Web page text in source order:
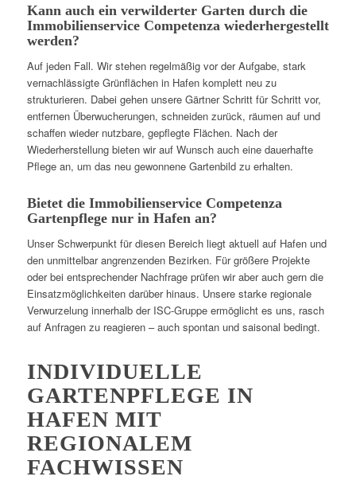
Kann auch ein verwilderter Garten durch die
Immobilienservice Competenza wiederhergestellt
werden?
Auf jeden Fall. Wir stehen regelmäßig vor der Aufgabe, stark
vernachlässigte Grünflächen in Hafen komplett neu zu
strukturieren. Dabei gehen unsere Gärtner Schritt für Schritt vor,
entfernen Überwucherungen, schneiden zurück, räumen auf und
schaffen wieder nutzbare, gepflegte Flächen. Nach der
Wiederherstellung bieten wir auf Wunsch auch eine dauerhafte
Pflege an, um das neu gewonnene Gartenbild zu erhalten.
Bietet die Immobilienservice Competenza
Gartenpflege nur in Hafen an?
Unser Schwerpunkt für diesen Bereich liegt aktuell auf Hafen und
den unmittelbar angrenzenden Bezirken. Für größere Projekte
oder bei entsprechender Nachfrage prüfen wir aber auch gern die
Einsatzmöglichkeiten darüber hinaus. Unsere starke regionale
Verwurzelung innerhalb der ISC-Gruppe ermöglicht es uns, rasch
auf Anfragen zu reagieren – auch spontan und saisonal bedingt.
INDIVIDUELLE
GARTENPFLEGE IN
HAFEN MIT
REGIONALEM
FACHWISSEN